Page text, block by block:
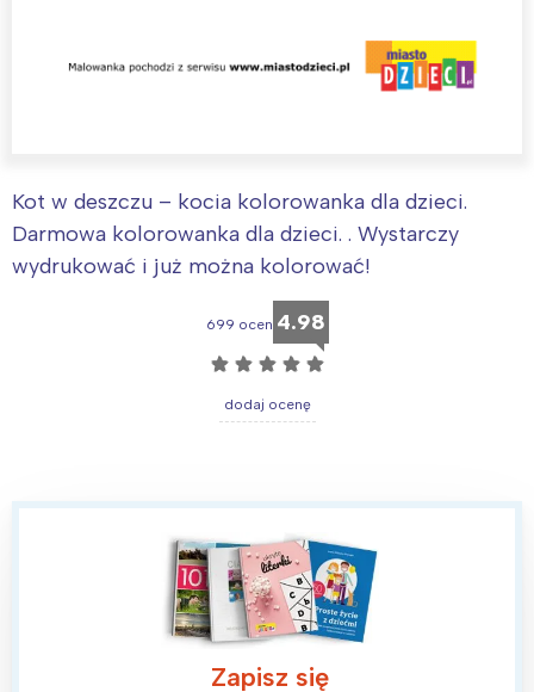
Kot w deszczu – kocia kolorowanka dla dzieci.
Darmowa kolorowanka dla dzieci. . Wystarczy
wydrukować i już można kolorować!
699 ocen 4.98
☆ ☆ ☆ ☆ ☆
dodaj ocenę
Zapisz się